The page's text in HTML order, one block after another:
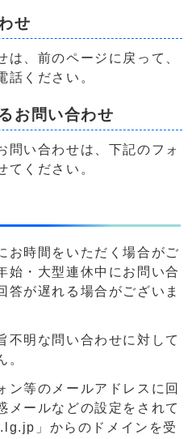
せ
は、前のページに戻って、
話ください。
お問い合わせ
問い合わせは、下記のフォ
てください。
お時間をいただく場合がご
始・大型連休中にお問い合
答が遅れる場合がございま
不明な問い合わせに対して
。
ン等のメールアドレスに回
メールなどの設定をされて
」からのドメインを受